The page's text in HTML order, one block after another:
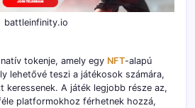
battleinfinity.io
tokenje, amely egy NFT-alapú
lehetővé teszi a játékosok számára,
keressenek. A játék legjobb része az,
platformokhoz férhetnek hozzá,